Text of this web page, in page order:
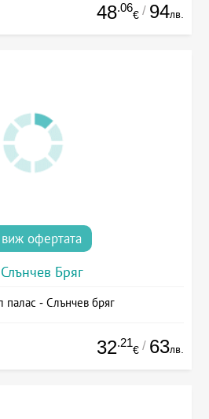
48.06
€ / 94лв.
виж офертата
Слънчев Бряг
палас - Слънчев бряг
32.21
€ / 63лв.